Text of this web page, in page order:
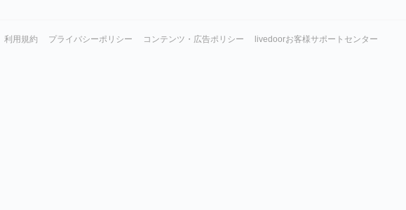
利用規約 プライバシーポリシー コンテンツ・広告ポリシー livedoorお客様サポートセンター